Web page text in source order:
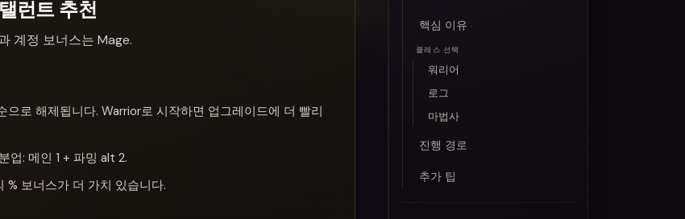
런트 추천
계정 보너스는 Mage.
로 해제됩니다. Warrior로 시작하면 업그레이드에 더 빨리
업: 메인 1 + 파밍 alt 2.
% 보너스가 더 가치 있습니다.
핵심 이유
클래스 선택
워리어
로그
마법사
진행 경로
추가 팁